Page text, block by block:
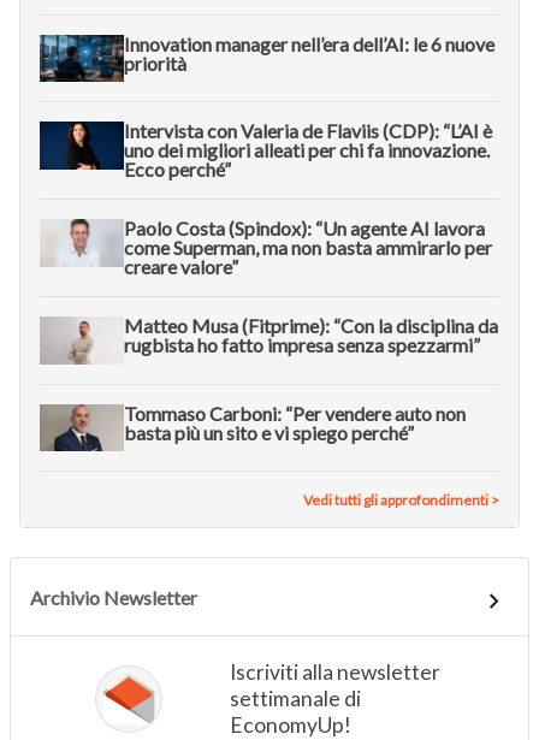
Innovation manager nell’era dell’AI: le 6 nuove
priorità
Intervista con Valeria de Flaviis (CDP): “L’AI è
uno dei migliori alleati per chi fa innovazione.
Ecco perché”
Paolo Costa (Spindox): “Un agente AI lavora
come Superman, ma non basta ammirarlo per
creare valore”
Matteo Musa (Fitprime): “Con la disciplina da
rugbista ho fatto impresa senza spezzarmi”
Tommaso Carboni: “Per vendere auto non
basta più un sito e vi spiego perché”
Vedi tutti gli approfondimenti >
Archivio Newsletter
Iscriviti alla newsletter
settimanale di
EconomyUp!